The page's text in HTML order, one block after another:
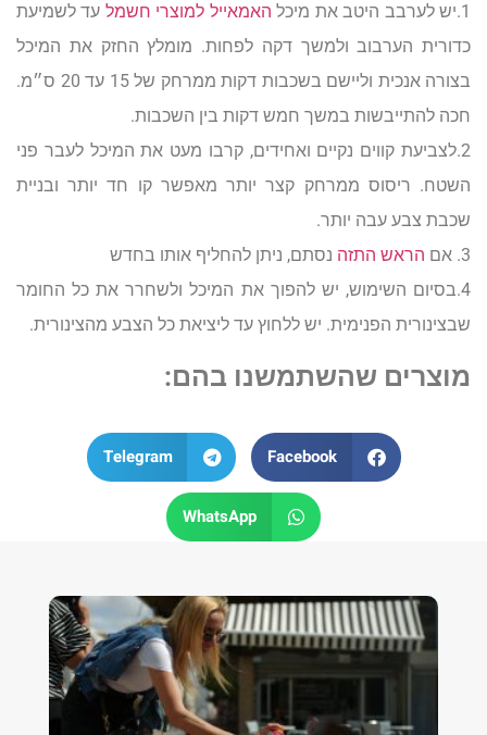
1.יש לערבב היטב את מיכל האמאייל למוצרי חשמל עד לשמיעת
כדורית הערבוב ולמשך דקה לפחות. מומלץ החזק את המיכל
בצורה אנכית וליישם בשכבות דקות ממרחק של 15 עד 20 ס״מ.
חכה להתייבשות במשך חמש דקות בין השכבות.
2.לצביעת קווים נקיים ואחידים, קרבו מעט את המיכל לעבר פני
השטח. ריסוס ממרחק קצר יותר מאפשר קו חד יותר ובניית
שכבת צבע עבה יותר.
3. אם
הראש התזה נסתם, ניתן להחליף אותו בחדש
4.בסיום השימוש, יש להפוך את המיכל ולשחרר את כל החומר
שבצינורית הפנימית. יש ללחוץ עד ליציאת כל הצבע מהצינורית.
מוצרים שהשתמשנו בהם:
Facebook
Telegram
WhatsApp